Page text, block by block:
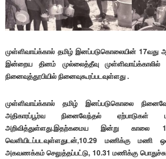
முள்ளிவாய்க்கால் தமிழ் இனப்படுகொலையின் 17வது
இன்றைய தினம் முல்லைத்தீவு
நினைவுத்தூபியில் நினைவுகூரப்படவுள்ளது .
முள்ளிவாய்க்கால் தமிழ் இனப்படுகொலை
அதிகாரப்பூர்வ நினைவேந்தல் ஏற்பாடுகள்
அறிவித்துள்ளது.இதற்கமைய இன்று காலை
வெளியிடப்படவுள்ளதுடன்,10.29 மணிக்கு மணி
அகவணக்கம் செலுத்தப்பட்டு, 10.31 மணிக்கு